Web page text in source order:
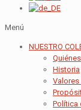
Menú
NUESTRO
Historia
Política